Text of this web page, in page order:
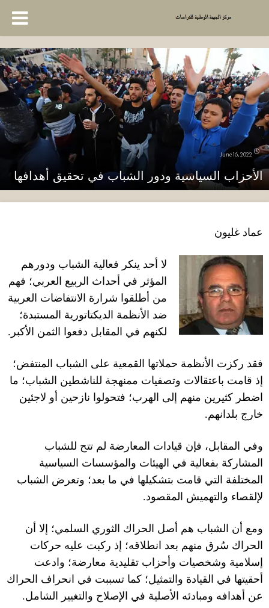
June 16, 2022
الأحزاب السياسية ودور الشباب في تحقيق أهدافها
عماد غليون
لا أحد ينكر فعالية الشباب ودورهم
المؤثر في أحداث الربيع العربي؛ فهم
من أطلقوا شرارة الانتفاضات العربية
ضد الأنظمة الديكتاتورية المستبدة؛
لكنهم في المقابل دفعوا الثمن الأكبر .
فقد ركزت الأنظمة حملاتها القمعية على الشباب المنتفض؛
إذ قامت باعتقالات وتصفيات ممنهجة للناشطين الشباب؛ ما
اضطر كثيرين منهم إلى الهرب؛ فتحولوا نازحين أو لاجئين
خارج بلدانهم.
وفي المقابل، فإن قيادات المعارضة لم تتح للشباب
المشاركة بفعالية في الهيئات والمؤسسات السياسية
المختلفة التي قامت بتشكيلها في ما بعد؛ وتعرض الشباب
لإلقصاء والتهميش المقصود.
ومع أن الشباب هم أصل الحراك الثوري السلمي؛ إلا أن
الحراك سُرق منهم بعد انطلاقه؛ إذ ركبت عليه حركات
إسلامية وشخصيات وأحزاب تقليدية معارضة؛ وادعت
أحقيتها في القيادة والتمثيل؛ كما تسببت في انحراف الحراك
عن أهدافه ومبادئه الأصلية في الإصلاح والتغيير الشامل.